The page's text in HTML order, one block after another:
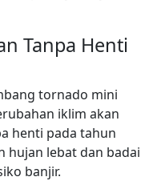
Tanpa Henti
tornado mini
iklim akan
henti pada tahun
hujan lebat dan badai
banjir.